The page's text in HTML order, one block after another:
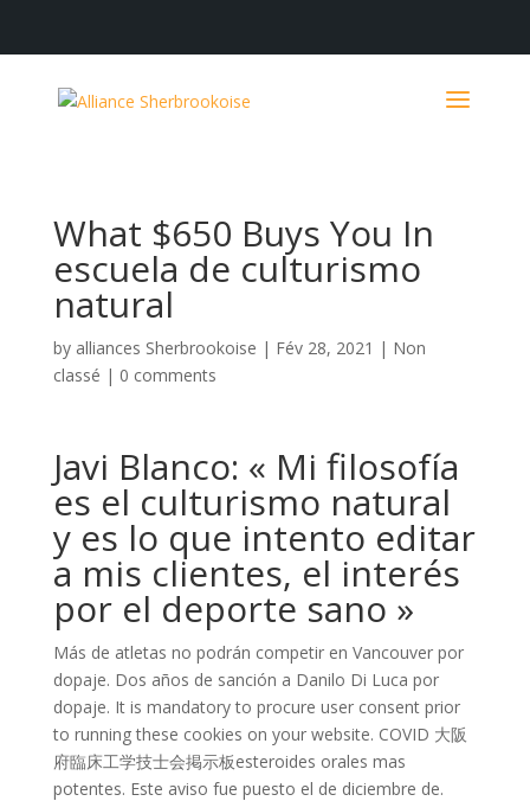
What $650 Buys You In
escuela de culturismo
natural
by alliances Sherbrookoise | Fév 28, 2021 | Non
classé | 0 comments
Javi Blanco: « Mi filosofía
es el culturismo natural
y es lo que intento editar
a mis clientes, el interés
por el deporte sano »
Más de atletas no podrán competir en Vancouver por
dopaje. Dos años de sanción a Danilo Di Luca por
dopaje. It is mandatory to procure user consent prior
to running these cookies on your website. COVID 大阪
府臨床工学技士会掲示板esteroides orales mas
potentes. Este aviso fue puesto el de diciembre de.